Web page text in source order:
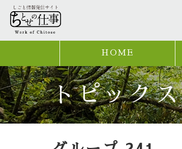
HOME
トピックス